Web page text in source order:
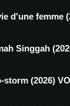
d'une femme
Singgah
(2026)